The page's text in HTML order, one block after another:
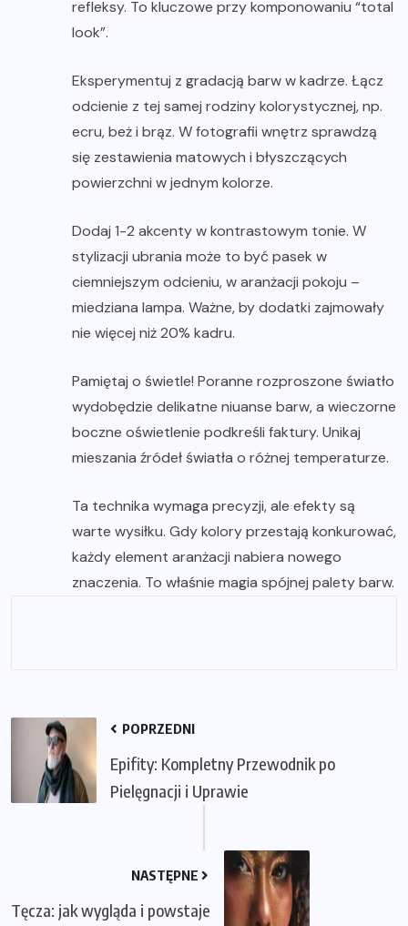
refleksy. To kluczowe przy komponowaniu “total
look”.
Eksperymentuj z gradacją barw w kadrze. Łącz
odcienie z tej samej rodziny kolorystycznej, np.
ecru, beż i brąz. W fotografii wnętrz sprawdzą
się zestawienia matowych i błyszczących
powierzchni w jednym kolorze.
Dodaj 1-2 akcenty w kontrastowym tonie. W
stylizacji ubrania może to być pasek w
ciemniejszym odcieniu, w aranżacji pokoju –
miedziana lampa. Ważne, by dodatki zajmowały
nie więcej niż 20% kadru.
Pamiętaj o świetle! Poranne rozproszone światło
wydobędzie delikatne niuanse barw, a wieczorne
boczne oświetlenie podkreśli faktury. Unikaj
mieszania źródeł światła o różnej temperaturze.
Ta technika wymaga precyzji, ale efekty są
warte wysiłku. Gdy kolory przestają konkurować,
każdy element aranżacji nabiera nowego
znaczenia. To właśnie magia spójnej palety barw.
POPRZEDNI
Epifity: Kompletny Przewodnik po
Pielęgnacji i Uprawie
NASTĘPNE
Tęcza: jak wygląda i powstaje